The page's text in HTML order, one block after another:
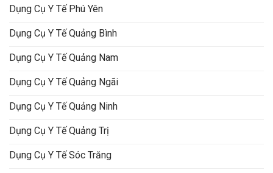
Dụng Cụ Y Tế Phú Yên
Dụng Cụ Y Tế Quảng Bình
Dụng Cụ Y Tế Quảng Nam
Dụng Cụ Y Tế Quảng Ngãi
Dụng Cụ Y Tế Quảng Ninh
Dụng Cụ Y Tế Quảng Trị
Dụng Cụ Y Tế Sóc Trăng